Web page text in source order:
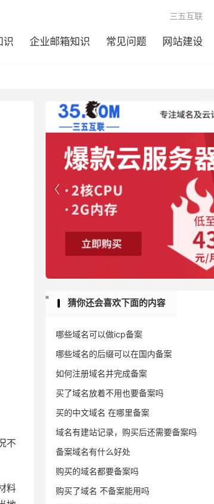
识 企业邮箱知识 常见问题 网站建设
三五互联
不
料

猜你还会喜欢下面的内容
哪些域名可以做icp备案
哪些域名的后缀可以在国内备案
如何注册域名并完成备案
买了域名放着不用也要备案吗
买的中文域名 在哪里备案
域名有建站记录，购买后还需要备案吗
备案域名有什么好处
购买的域名都要备案吗
购买了域名 不备案能用吗